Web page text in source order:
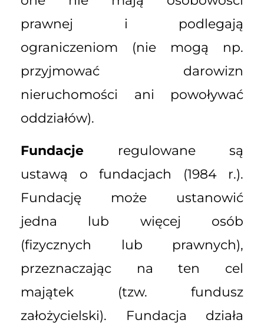
prawnej i podlegają
ograniczeniom (nie mogą np.
przyjmować darowizn
nieruchomości ani powoływać
oddziałów).
Fundacje regulowane są
ustawą o fundacjach (1984 r.).
Fundację może ustanowić
jedna lub więcej osób
(fizycznych lub prawnych),
przeznaczając na ten cel
majątek (tzw. fundusz
założycielski). Fundacja działa